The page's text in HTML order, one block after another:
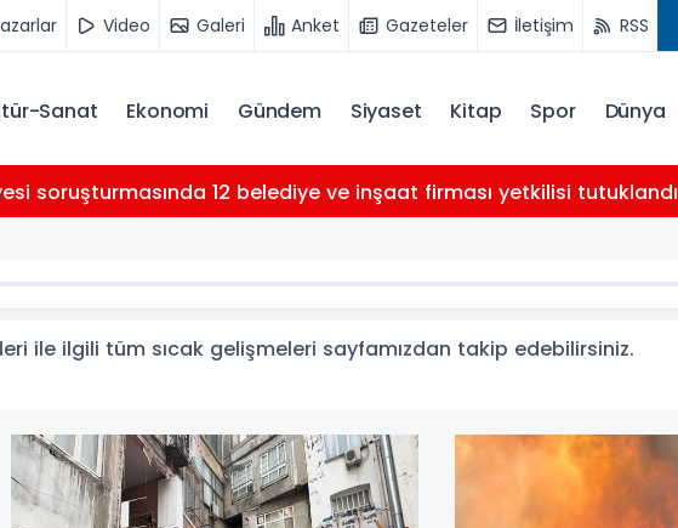
Video Galeri Anket Gazeteler İletişim RSS
Sanat Ekonomi Gündem Siyaset Kitap Spor Dünya
soruşturmasında 12 belediye ve inşaat firması yetkilisi tutuklandı
ile ilgili tüm sıcak gelişmeleri sayfamızdan takip edebilirsiniz.